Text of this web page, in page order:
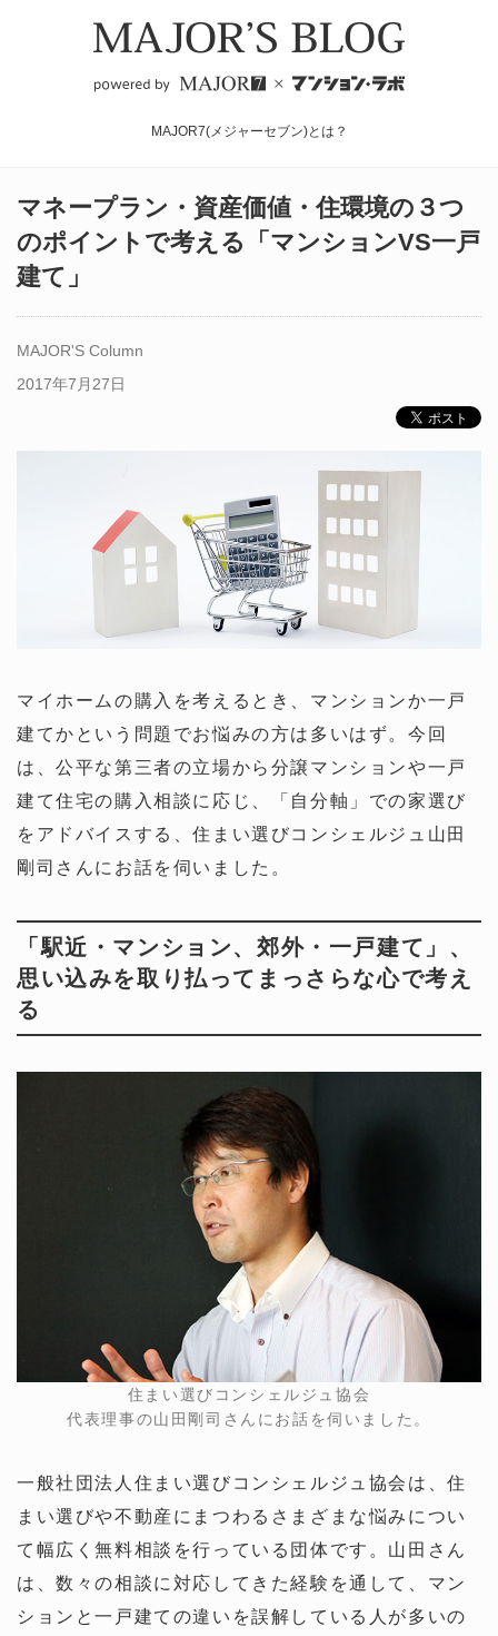
MAJOR7(メジャーセブン)とは？
マネープラン・資産価値・住環境の３つ
のポイントで考える「マンションVS一戸
建て」
MAJOR'S Column
2017年7月27日
マイホームの購入を考えるとき、マンションか一戸
建てかという問題でお悩みの方は多いはず。今回
は、公平な第三者の立場から分譲マンションや一戸
建て住宅の購入相談に応じ、「自分軸」での家選び
をアドバイスする、住まい選びコンシェルジュ山田
剛司さんにお話を伺いました。
「駅近・マンション、郊外・一戸建て」、
思い込みを取り払ってまっさらな心で考え
る
住まい選びコンシェルジュ協会
代表理事の山田剛司さんにお話を伺いました。
一般社団法人住まい選びコンシェルジュ協会は、住
まい選びや不動産にまつわるさまざまな悩みについ
て幅広く無料相談を行っている団体です。山田さん
は、数々の相談に対応してきた経験を通して、マン
ションと一戸建ての違いを誤解している人が多いの